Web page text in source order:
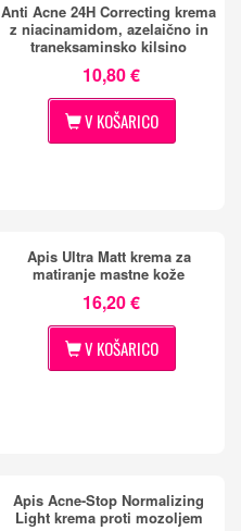
Anti Acne 24H Correcting krema
z niacinamidom, azelaično in
traneksaminsko kilsino
10,80 €
V KOŠARICO
Apis Ultra Matt krema za
matiranje mastne kože
16,20 €
V KOŠARICO
Apis Acne-Stop Normalizing
Light krema proti mozoljem